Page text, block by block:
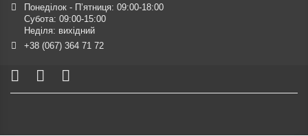
Понеділок - П’ятниця: 09:00-18:00
Субота: 09:00-15:00
Неділя: вихідний
+38 (067) 364 71 72